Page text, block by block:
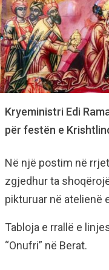
Kryeministri Edi
për festën e
Në një postim në
zgjedhur ta
pikturuar në atelienë
Tabloja e rrallë e
“Onufri” në Berat.